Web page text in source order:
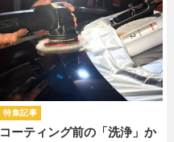
コーティング前の「洗浄」か
特集記事